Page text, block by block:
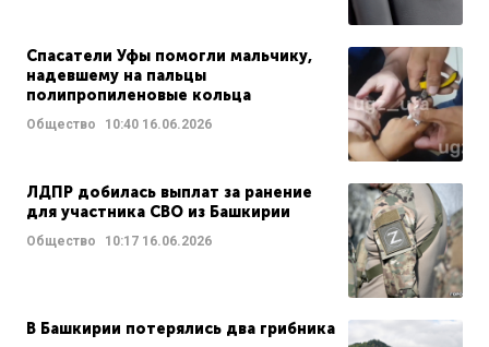
Спасатели Уфы помогли мальчику,
надевшему на пальцы
полипропиленовые кольца
Общество 10:40 16.06.2026
ЛДПР добилась выплат за ранение
для участника СВО из Башкирии
Общество 10:17 16.06.2026
В Башкирии потерялись два грибника